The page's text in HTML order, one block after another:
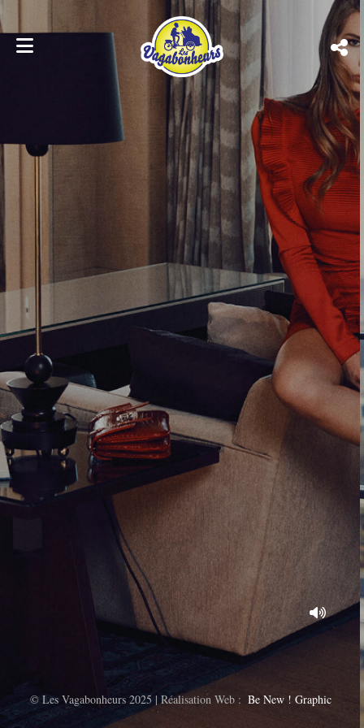
© Les Vagabonheurs 2025 | Réalisation Web : Be New ! Graphic